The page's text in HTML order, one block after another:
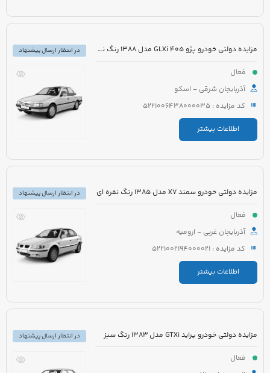
مزایده دولتی خودرو پژو 405 GLXi مدل 1388 رنگ نقره ای
فعال
آذربایجان شرقی - اسکو
کد مزایده : 5221006438000035
اطلاعات بیشتر
در انتظار ارسال پیشنهاد
مزایده دولتی خودرو سمند X7 مدل 1385 رنگ نقره ای
فعال
آذربایجان غربی - ارومیه
کد مزایده : 5221002194000021
اطلاعات بیشتر
در انتظار ارسال پیشنهاد
مزایده دولتی خودرو پراید GTXi مدل 1383 رنگ سبز
فعال
در انتظار ارسال پیشنهاد